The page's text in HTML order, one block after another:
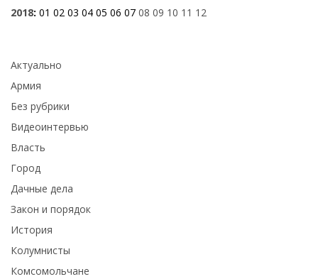
2018: 01 02 03 04 05 06 07 08 09 10 11 12
Актуально
Армия
Без рубрики
Видеоинтервью
Власть
Город
Дачные дела
Закон и порядок
История
Колумнисты
Комсомольчане